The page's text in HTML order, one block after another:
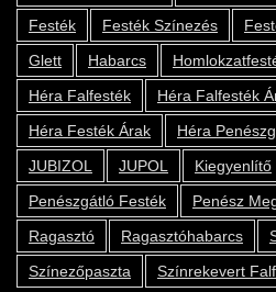
Festék
Festék Színezés
Glett
Habarcs
Héra Falfesték
Héra Falfesték
Héra Festék Árak
Héra
JUBIZOL
JUPOL Kiegyenlítő
Penészgátló Festék
Penész
Ragasztó
Ragasztóhabarcs
Színezőpaszta
Színrekevert